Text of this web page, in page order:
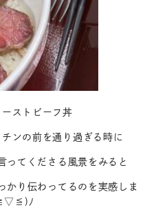
ストビーフ丼
ンの前を通り過ぎる時に
ってくださる風景をみると
かり伝わってるのを実感しま
ﾉ